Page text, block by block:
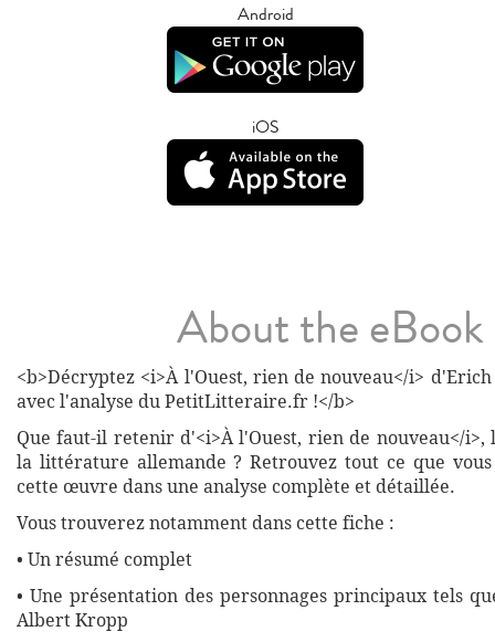
Android
iOS
About the eBook
<b>Décryptez <i>À l'Ouest, rien de nouveau</i>
avec l'analyse du PetitLitteraire.fr !</b>
Que faut-il retenir d'<i>À l'Ouest, rien de nouveau</i>,
la littérature allemande ? Retrouvez tout ce que
cette œuvre dans une analyse complète et détaillée.
Vous trouverez notamment dans cette fiche :
• Un résumé complet
• Une présentation des personnages principaux tels
Albert Kropp